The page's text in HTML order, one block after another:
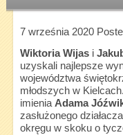
7 września 2020
Wiktoria Wijasi
uzyskali najlepsze
województwa
młodszych w
imieniaAdama
zasłużonego
okręgu w skoku o